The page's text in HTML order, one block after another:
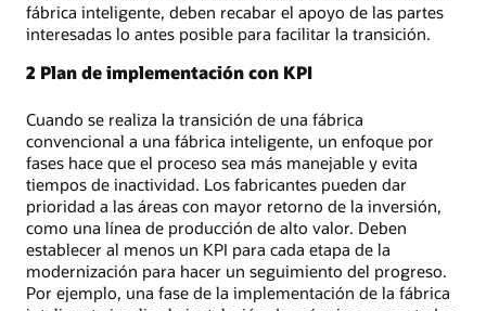
fábrica inteligente, deben recabar el apoyo de las partes
interesadas lo antes posible para facilitar la transición.
2 Plan de implementación con KPI
Cuando se realiza la transición de una fábrica
convencional a una fábrica inteligente, un enfoque por
fases hace que el proceso sea más manejable y evita
tiempos de inactividad. Los fabricantes pueden dar
prioridad a las áreas con mayor retorno de la inversión,
como una línea de producción de alto valor. Deben
establecer al menos un KPI para cada etapa de la
modernización para hacer un seguimiento del progreso.
Por ejemplo, una fase de la implementación de la fábrica